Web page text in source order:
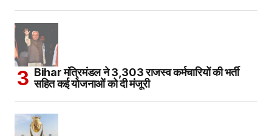
Bihar मंत्रिमंडल ने 3,303 राजस्व कर्मचारियों की भर्ती
सहित कई योजनाओं को दी मंजूरी